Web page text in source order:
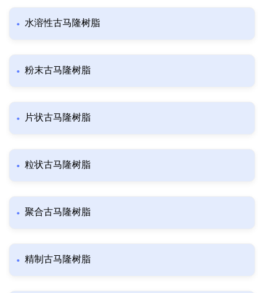
水溶性古马隆树脂
粉末古马隆树脂
片状古马隆树脂
粒状古马隆树脂
聚合古马隆树脂
精制古马隆树脂